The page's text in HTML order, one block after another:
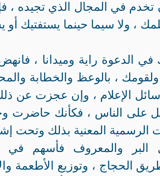
تخدم في المجال الذي تجيده ،
، ولا سيما حينما يستفتيك
الدعوة راية وميدانا ،
، بالوعظ والخطابة
الإعلام ، وإن عجزت عن
على الناس ، فكأنك
المعنية بذلك وتحت
والمعروف فأسهم في
الحجاج ، وتوزيع الأطعمة